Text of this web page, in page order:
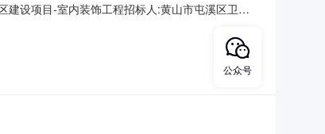
设项目-室内装饰工程招标人:黄山市屯溪区卫生
状态：通过办理时间：2026
公众号